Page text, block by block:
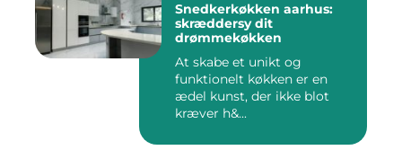
Snedkerkøkken aarhus:
skræddersy dit
drømmekøkken
At skabe et unikt og
funktionelt køkken er en
ædel kunst, der ikke blot
kræver h&...